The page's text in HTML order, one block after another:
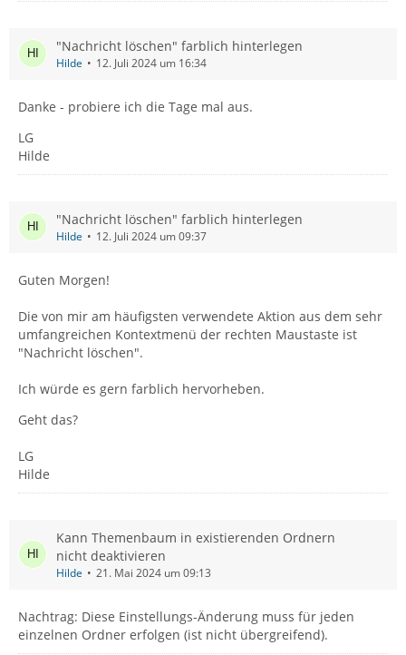
"Nachricht löschen" farblich hinterlegen
Hilde 12. Juli 2024 um 16:34
Danke - probiere ich die Tage mal aus.
LG
Hilde
"Nachricht löschen" farblich hinterlegen
Hilde 12. Juli 2024 um 09:37
Guten Morgen!
Die von mir am häufigsten verwendete Aktion aus dem sehr
umfangreichen Kontextmenü der rechten Maustaste ist
"Nachricht löschen".
Ich würde es gern farblich hervorheben.
Geht das?
LG
Hilde
Kann Themenbaum in existierenden Ordnern
nicht deaktivieren
Hilde 21. Mai 2024 um 09:13
Nachtrag: Diese Einstellungs-Änderung muss für jeden
einzelnen Ordner erfolgen (ist nicht übergreifend).